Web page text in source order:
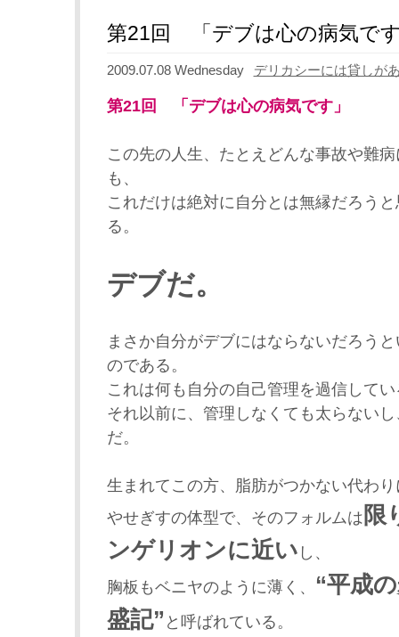
第21回 「デブは心の病気で
2009.07.08 Wednesday デリカシーには貸しが
第21回 「デブは心の病気です」
この先の人生、たとえどんな事故や難
も、
これだけは絶対に自分とは無縁だろう
る。
デブだ。
まさか自分がデブにはならないだろう
のである。
これは何も自分の自己管理を過信して
それ以前に、管理しなくても太らない
だ。
生まれてこの方、脂肪がつかない代わ
やせぎすの体型で、そのフォルムは 限
ンゲリオンに近い し、
胸板もベニヤのように薄く、 “平成
盛記” と呼ばれている。